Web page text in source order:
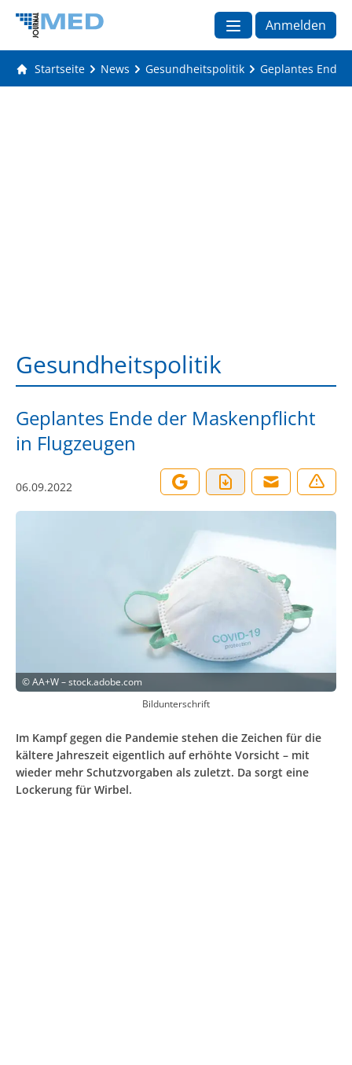
Anmelden
Startseite News Gesundheitspolitik Geplantes Ende
Gesundheitspolitik
Geplantes Ende der Maskenpflicht
in Flugzeugen
06.09.2022
©AA+W – stock.adobe.com
Bildunterschrift
Im Kampf gegen die Pandemie stehen die Zeichen für die
kältere Jahreszeit eigentlich auf erhöhte Vorsicht – mit
wieder mehr Schutzvorgaben als zuletzt. Da sorgt eine
Lockerung für Wirbel.